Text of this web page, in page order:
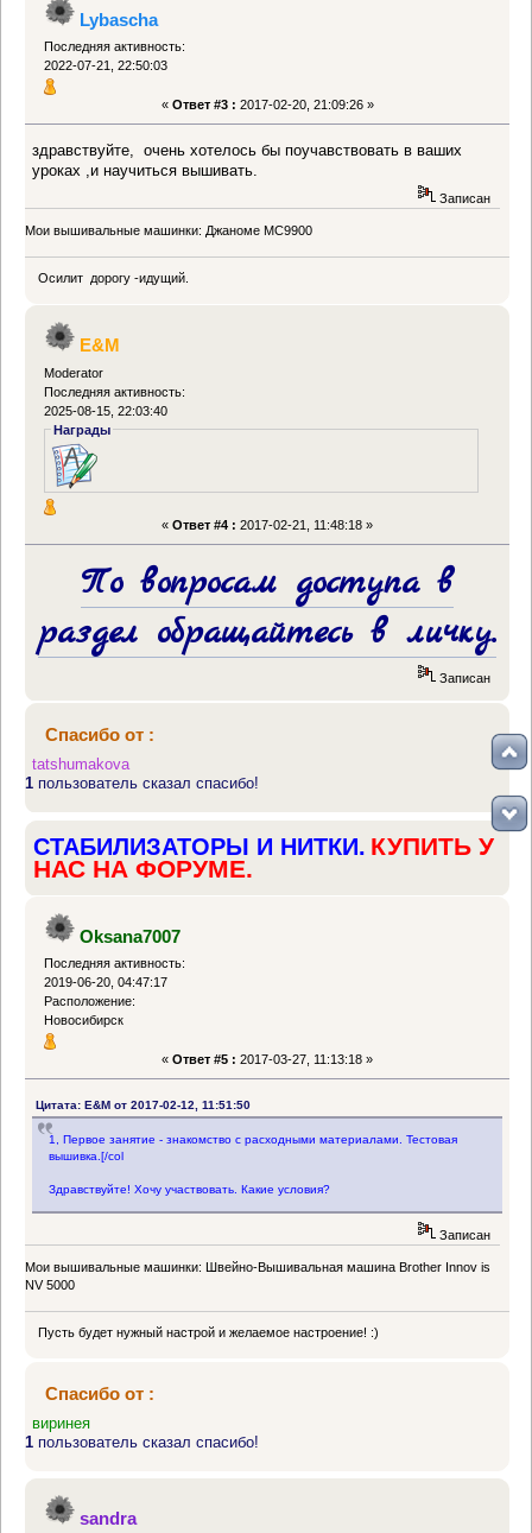
Lybascha
Последняя активность:
2022-07-21, 22:50:03
« Ответ #3 : 2017-02-20, 21:09:26 »
здравствуйте, очень хотелось бы поучавствовать в ваших
уроках ,и научиться вышивать.
Записан
Мои вышивальные машинки: Джаноме МС9900
Осилит дорогу -идущий.
E&M
Moderator
Последняя активность:
2025-08-15, 22:03:40
Награды
« Ответ #4 : 2017-02-21, 11:48:18 »
По вопросам доступа в
раздел обращайтесь в личку.
Записан
Спасибо от :
tatshumakova
1 пользователь сказал спасибо!
СТАБИЛИЗАТОРЫ И НИТКИ. КУПИТЬ У
НАС НА ФОРУМЕ.
Oksana7007
Последняя активность:
2019-06-20, 04:47:17
Расположение:
Новосибирск
« Ответ #5 : 2017-03-27, 11:13:18 »
Цитата: E&M от 2017-02-12, 11:51:50
1, Первое занятие - знакомство с расходными материалами. Тестовая
вышивка.[/col
Здравствуйте! Хочу участвовать. Какие условия?
Записан
Мои вышивальные машинки: Швейно-Вышивальная машина Brother Innov is
NV 5000
Пусть будет нужный настрой и желаемое настроение! :)
Спасибо от :
виринея
1 пользователь сказал спасибо!
sandra